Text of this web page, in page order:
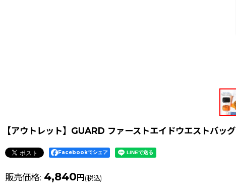
【アウトレット】GUARD ファーストエイドウエストバッグ
Facebookでシェア
販売価格: 4,840 円 (税込)